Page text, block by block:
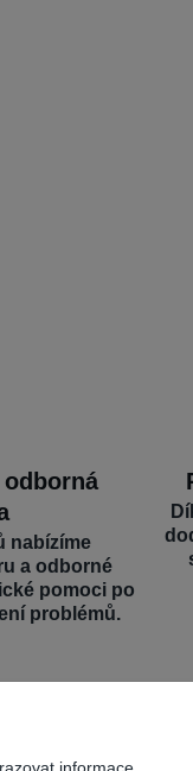
nabízíme
a odborné
pomoci po
problémů.
informace